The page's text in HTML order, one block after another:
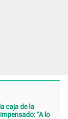
caja de la
“A lo